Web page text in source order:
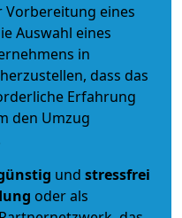
Vorbereitung eines
Auswahl eines
in
dass das
Erfahrung
den Umzug
und stressfrei
oder als